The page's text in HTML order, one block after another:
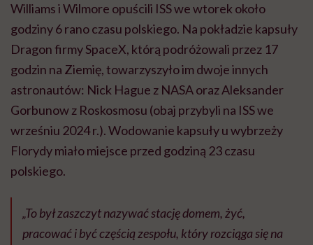
Williams i Wilmore opuścili ISS we wtorek około
godziny 6 rano czasu polskiego. Na pokładzie kapsuły
Dragon firmy SpaceX, którą podróżowali przez 17
godzin na Ziemię, towarzyszyło im dwoje innych
astronautów: Nick Hague z NASA oraz Aleksander
Gorbunow z Roskosmosu (obaj przybyli na ISS we
wrześniu 2024 r.). Wodowanie kapsuły u wybrzeży
Florydy miało miejsce przed godziną 23 czasu
polskiego.
„To był zaszczyt nazywać stację domem, żyć,
pracować i być częścią zespołu, który rozciąga się na